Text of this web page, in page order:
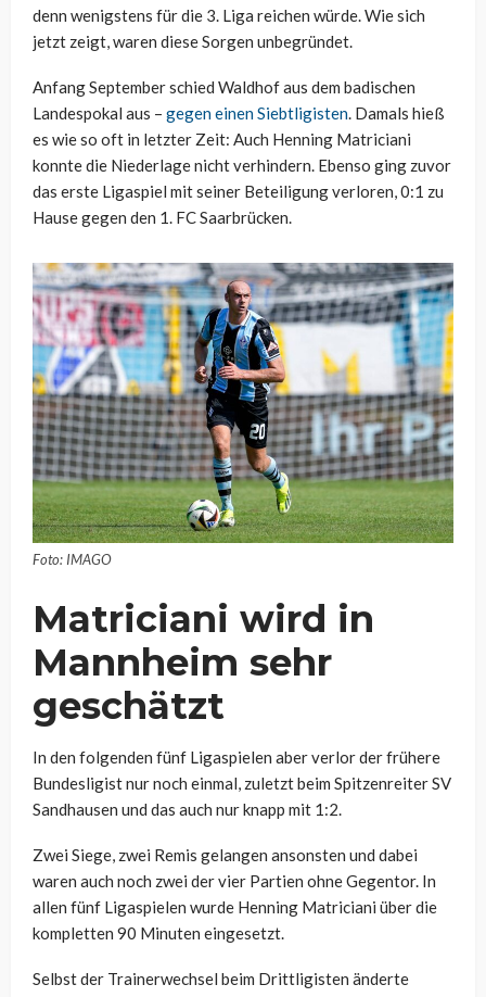
denn wenigstens für die 3. Liga reichen würde. Wie sich
jetzt zeigt, waren diese Sorgen unbegründet.
Anfang September schied Waldhof aus dem badischen
Landespokal aus – gegen einen Siebtligisten. Damals hieß
es wie so oft in letzter Zeit: Auch Henning Matriciani
konnte die Niederlage nicht verhindern. Ebenso ging zuvor
das erste Ligaspiel mit seiner Beteiligung verloren, 0:1 zu
Hause gegen den 1. FC Saarbrücken.
Foto: IMAGO
Matriciani wird in
Mannheim sehr
geschätzt
In den folgenden fünf Ligaspielen aber verlor der frühere
Bundesligist nur noch einmal, zuletzt beim Spitzenreiter SV
Sandhausen und das auch nur knapp mit 1:2.
Zwei Siege, zwei Remis gelangen ansonsten und dabei
waren auch noch zwei der vier Partien ohne Gegentor. In
allen fünf Ligaspielen wurde Henning Matriciani über die
kompletten 90 Minuten eingesetzt.
Selbst der Trainerwechsel beim Drittligisten änderte